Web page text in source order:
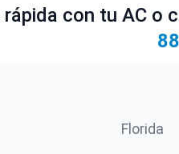
con tu AC o
Florida